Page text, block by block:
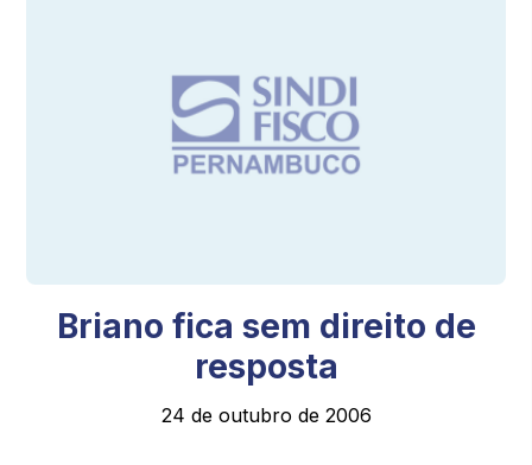
Briano fica sem direito de
resposta
24 de outubro de 2006